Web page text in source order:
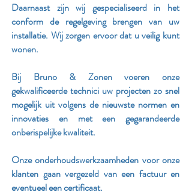
Daarnaast zijn wij gespecialiseerd in het
conform de regelgeving brengen van uw
installatie. Wij zorgen ervoor dat u veilig kunt
wonen.
Bij Bruno & Zonen voeren onze
gekwalificeerde technici uw projecten zo snel
mogelijk uit volgens de nieuwste normen en
innovaties en met een gegarandeerde
onberispelijke kwaliteit.
Onze onderhoudswerkzaamheden voor onze
klanten gaan vergezeld van een factuur en
eventueel een certificaat.